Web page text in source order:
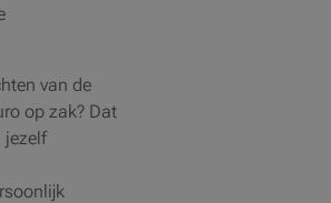
van de
op zak? Dat
jezelf